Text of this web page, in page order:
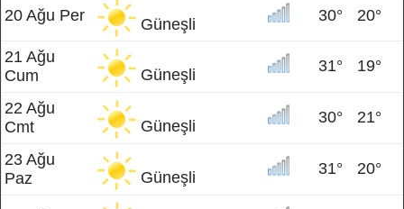
20 Ağu Per Güneşli 30° 20°
21 Ağu
Cum
Güneşli 31° 19°
22 Ağu
Cmt
Güneşli 30° 21°
23 Ağu
Paz
Güneşli 31° 20°